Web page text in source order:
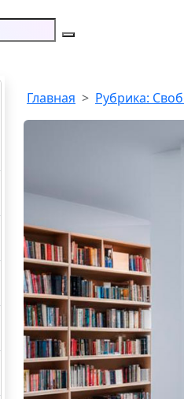
Главная Рубрика: